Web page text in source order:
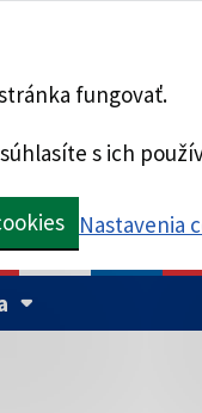
fungovať.
s ich
Nastavenia